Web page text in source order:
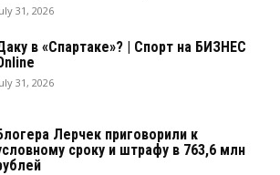
31, 2026
в «Спартаке»? | Спорт на БИЗНЕС
31, 2026
Лерчек приговорили к
сроку и штрафу в 763,6 млн